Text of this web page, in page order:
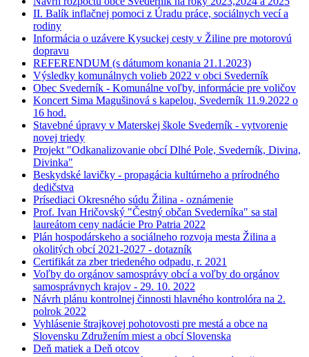
II. Balík inflačnej pomoci z Úradu práce, sociálnych vecí a
rodiny
Informácia o uzávere Kysuckej cesty v Žiline pre motorovú
dopravu
REFERENDUM (s dátumom konania 21.1.2023)
Výsledky komunálnych volieb 2022 v obci Svederník
Obec Svederník - Komunálne voľby, informácie pre voličov
Koncert Sima Magušinová s kapelou, Svederník 11.9.2022 o
16 hod.
Stavebné úpravy v Materskej škole Svederník - vytvorenie
novej triedy
Projekt "Odkanalizovanie obcí Dlhé Pole, Svederník, Divina,
Divinka"
Beskydské lavičky - propagácia kultúrneho a prírodného
dedičstva
Prísediaci Okresného súdu Žilina - oznámenie
Prof. Ivan Hričovský "Čestný občan Svederníka" sa stal
laureátom ceny nadácie Pro Patria 2022
Plán hospodárskeho a sociálneho rozvoja mesta Žilina a
okolitých obcí 2021-2027 - dotazník
Certifikát za zber triedeného odpadu, r. 2021
Voľby do orgánov samosprávy obcí a voľby do orgánov
samosprávnych krajov - 29. 10. 2022
Návrh plánu kontrolnej činnosti hlavného kontrolóra na 2.
polrok 2022
Vyhlásenie štrajkovej pohotovosti pre mestá a obce na
Slovensku Združením miest a obcí Slovenska
Deň matiek a Deň otcov